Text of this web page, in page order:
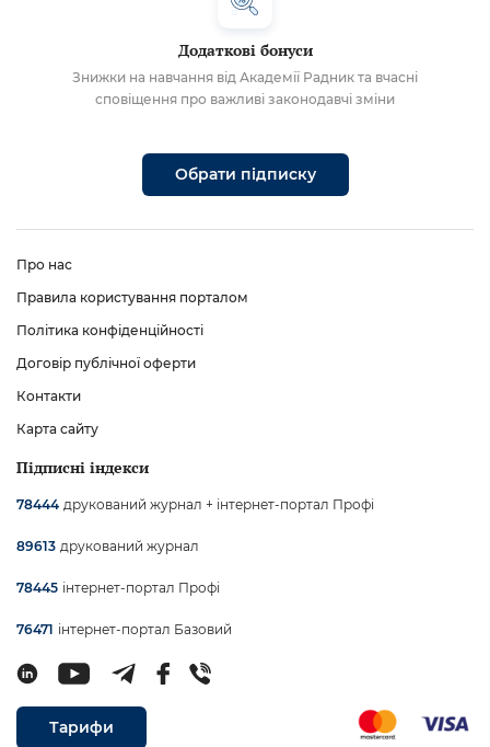
Додаткові бонуси
Знижки на навчання від Академії Радник та вчасні
сповіщення про важливі законодавчі зміни
Обрати підписку
Про нас
Правила користування порталом
Політика конфіденційності
Договір публічної оферти
Контакти
Карта сайту
Підписні індекси
78444 друкований журнал + інтернет-портал Профі
89613 друкований журнал
78445 інтернет-портал Профі
76471 інтернет-портал Базовий
Тарифи